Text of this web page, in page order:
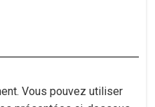
Vous pouvez utiliser